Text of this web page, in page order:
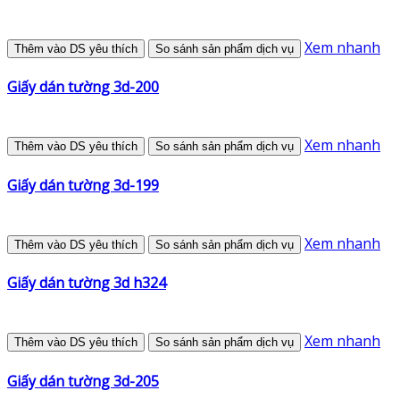
Thêm vào DS yêu thích So sánh sản phẩm dịch vụ Xem nhanh
Giấy dán tường 3d-200
Thêm vào DS yêu thích So sánh sản phẩm dịch vụ Xem nhanh
Giấy dán tường 3d-199
Thêm vào DS yêu thích So sánh sản phẩm dịch vụ Xem nhanh
Giấy dán tường 3d h324
Thêm vào DS yêu thích So sánh sản phẩm dịch vụ Xem nhanh
Giấy dán tường 3d-205